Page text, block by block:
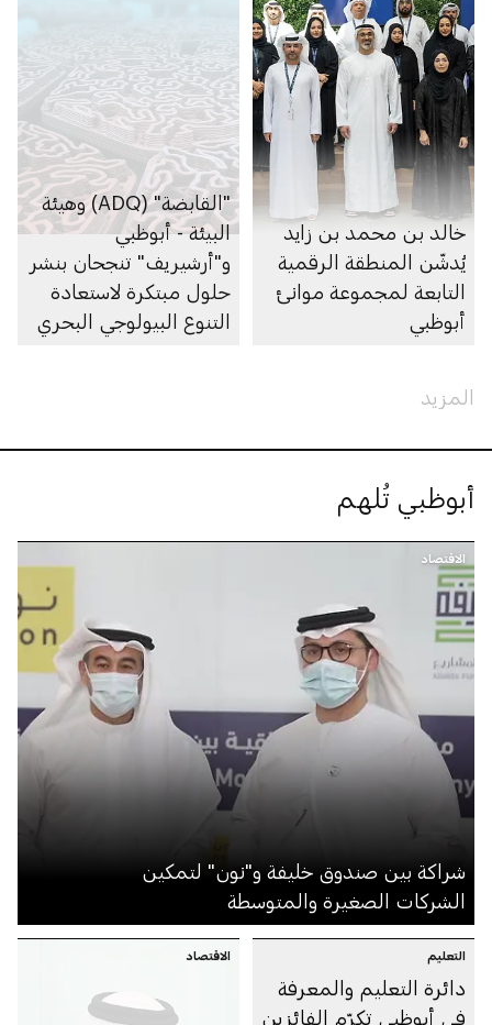
خالد بن محمد بن زايد
يُدشّن المنطقة الرقمية
التابعة لمجموعة موانئ
أبوظبي
"القابضة" (ADQ) وهيئة
البيئة - أبوظبي
و"أرشيريف" تنجحان بنشر
حلول مبتكرة لاستعادة
التنوع البيولوجي البحري
المزيد
أبوظبي تُلهم
الاقتصاد
شراكة بين صندوق خليفة و"نون" لتمكين
الشركات الصغيرة والمتوسطة
التعليم
دائرة التعليم والمعرفة
في أبوظبي تكرّم الفائزين
الاقتصاد